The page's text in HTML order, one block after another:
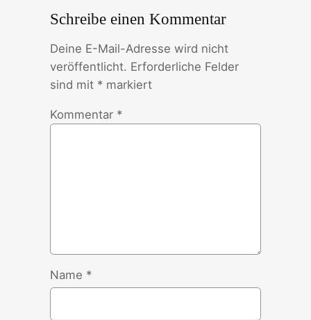
Schreibe einen Kommentar
Deine E-Mail-Adresse wird nicht
veröffentlicht. Erforderliche Felder
sind mit *markiert
Kommentar *
Name *